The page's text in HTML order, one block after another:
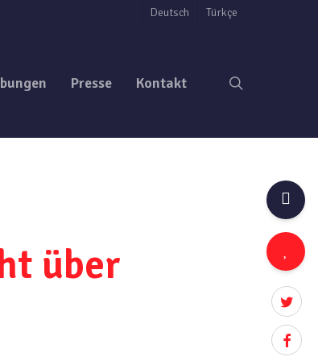
twitter
Deutsch Türkçe
Presse Kontakt
über